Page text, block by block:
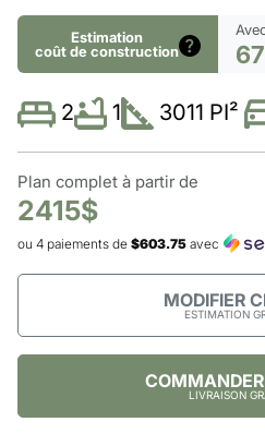
Estimation
coût de construction
2 1 3011 PI²
Plan complet à partir de
2415$
ou 4 paiements de $603.75 avec
MODIFIER
ESTIMATION
LIVRAISON